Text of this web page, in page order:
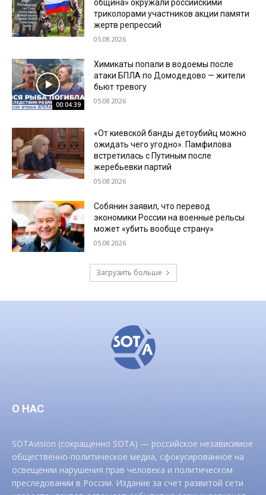
община» окружали российскими
триколорами участников акции памяти
жертв репрессий
05.08.2026
00:04:39
Химикаты попали в водоемы после
атаки БПЛА по Домодедово — жители
бьют тревогу
05.08.2026
«От киевской банды детоубийц можно
ожидать чего угодно». Памфилова
встретилась с Путиным после
жеребьевки партий
05.08.2026
Собянин заявил, что перевод
экономики России на военные рельсы
может «убить вообще страну»
05.08.2026
Загрузить больше
О НАС
SOTAvision (сокращенно SOTA) — российское независимое
общественно-политическое медиа, сфокусированное на
освещении нарушения прав человека и политическом
преследовании в России. Издание за счет развитой сети